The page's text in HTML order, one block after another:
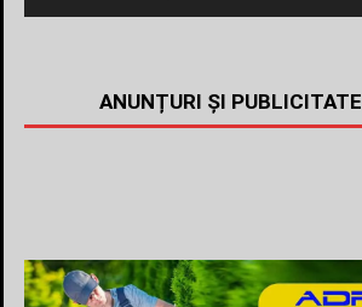
ANUNȚURI ȘI PUBLICITATE